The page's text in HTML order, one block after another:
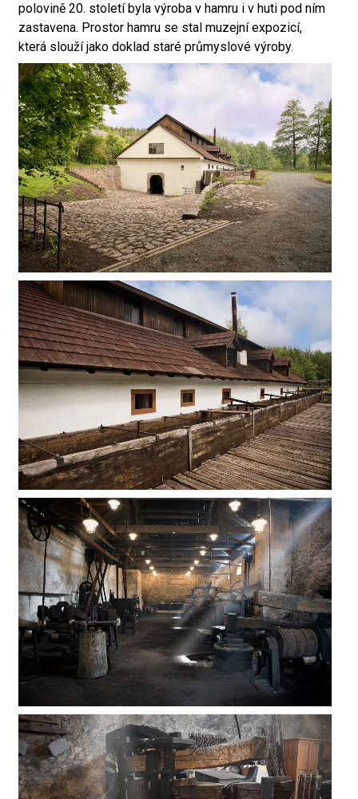
polovině 20. století byla výroba v hamru i v huti pod ním
zastavena. Prostor hamru se stal muzejní expozicí,
která slouží jako doklad staré průmyslové výroby.